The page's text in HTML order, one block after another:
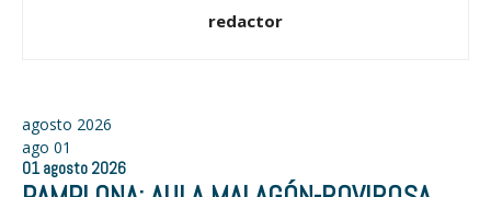
redactor
agosto 2026
ago 01
01 agosto 2026